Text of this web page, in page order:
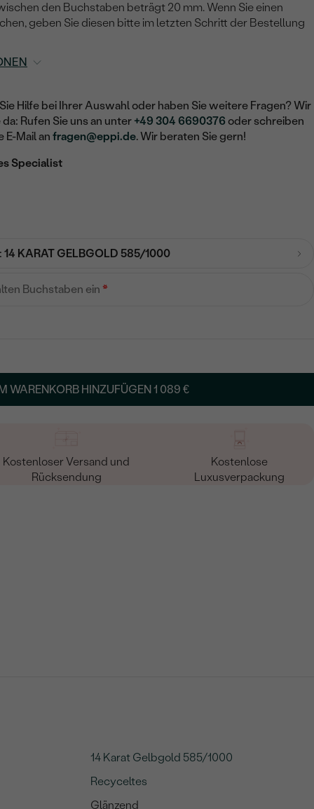
den Buchstaben beträgt 20 mm. Wenn Sie einen
geben Sie diesen bitte im letzten Schritt der Bestellung
Hilfe bei Ihrer Auswahl oder haben Sie weitere Fragen? Wir
Rufen Sie uns an unter +49 304 6690376 oder schreiben
E-Mail anfragen@eppi.de. Wir beraten Sie gern!
Specialist
14 KARAT GELBGOLD 585/1000
Buchstaben ein*
WARENKORB HINZUFÜGEN1 089 €
Kostenloser Versand und
Rücksendung
Kostenlose
Luxusverpackung
14 Karat Gelbgold 585/1000
Recyceltes
Glänzend